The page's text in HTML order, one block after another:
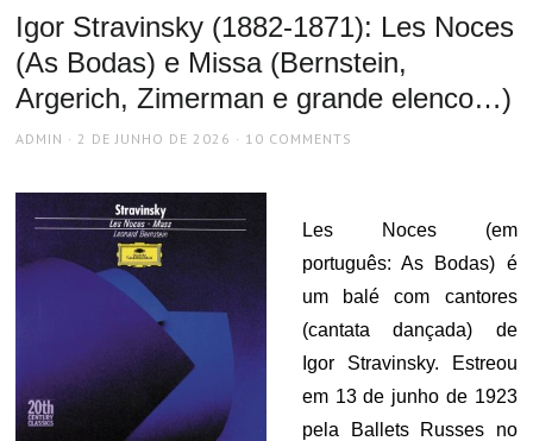
Igor Stravinsky (1882-1871): Les Noces
(As Bodas) e Missa (Bernstein,
Argerich, Zimerman e grande elenco…)
AUTHOR
ADMIN
POSTED
2 DE JUNHO DE 2026 10 COMMENTS
Les Noces (em
português: As Bodas) é
um balé com cantores
(cantata dançada) de
Igor Stravinsky. Estreou
em 13 de junho de 1923
pela Ballets Russes no